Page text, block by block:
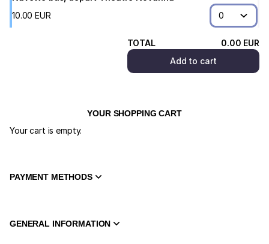
Léman
10.00 EUR
TOTAL 0.00 EUR
Add to cart
YOUR SHOPPING CART
Your cart is empty.
PAYMENT METHODS
GENERAL INFORMATION